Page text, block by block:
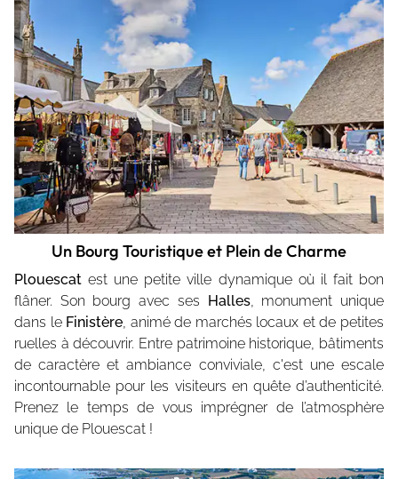
Un Bourg Touristique et Plein de Charme
Plouescat est une petite ville dynamique où il fait bon
flâner. Son bourg avec ses Halles, monument unique
dans le Finistère , animé de marchés locaux et de petites
ruelles à découvrir. Entre patrimoine historique, bâtiments
de caractère et ambiance conviviale, c'est une escale
incontournable pour les visiteurs en quête d’authenticité.
Prenez le temps de vous imprégner de l’atmosphère
unique de Plouescat !